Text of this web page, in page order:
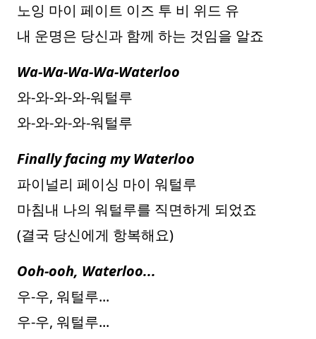
노잉 마이 페이트 이즈 투 비 위드 유
내 운명은 당신과 함께 하는 것임을 알죠
Wa-Wa-Wa-Wa-Waterloo
와-와-와-와-워털루
와-와-와-와-워털루
Finally facing my Waterloo
파이널리 페이싱 마이 워털루
마침내 나의 워털루를 직면하게 되었죠
(결국 당신에게 항복해요)
Ooh-ooh, Waterloo...
우-우, 워털루...
우-우, 워털루...